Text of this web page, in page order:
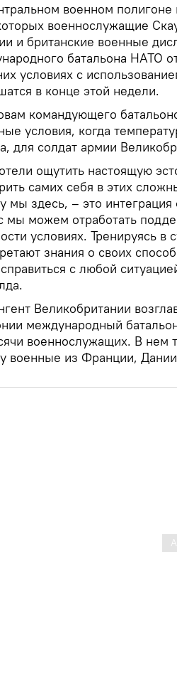
военном
военнослужащие
и британские военные
батальона НАТО
условиях с
в конце этой недели.
командующего
условия, когда
для солдат армии
ощутить настоящую
самих себя в этих
мы здесь, – это
мы можем отработать
условиях. Тренируясь в
знания о своих
с любой
Великобритании
международный
военнослужащих. В нем
военные из Франции,